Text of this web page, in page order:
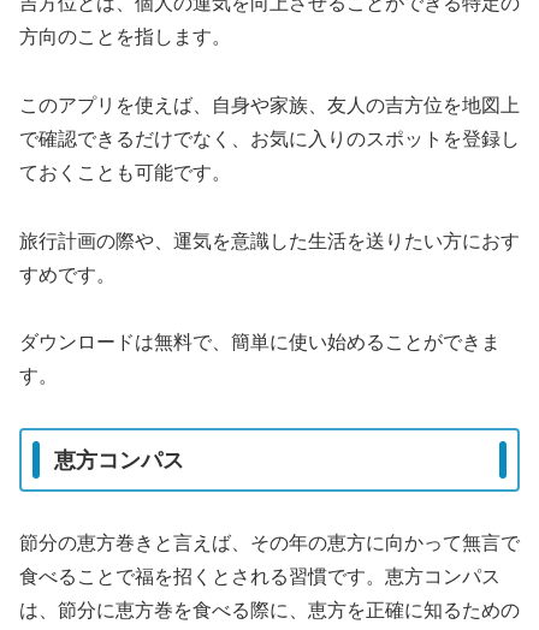
方向のことを指します。
このアプリを使えば、自身や家族、友人の吉方位を地図上
で確認できるだけでなく、お気に入りのスポットを登録し
ておくことも可能です。
旅行計画の際や、運気を意識した生活を送りたい方におす
すめです。
ダウンロードは無料で、簡単に使い始めることができま
す。
恵方コンパス
節分の恵方巻きと言えば、その年の恵方に向かって無言で
食べることで福を招くとされる習慣です。恵方コンパス
は、節分に恵方巻を食べる際に、恵方を正確に知るための